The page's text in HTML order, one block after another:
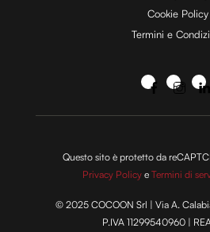
Cookie Policy
Termini e
Questo sito è protetto da
Privacy Policy eTermini di
© 2025 COCOON Srl | Via A.
P.IVA 11299540960 |